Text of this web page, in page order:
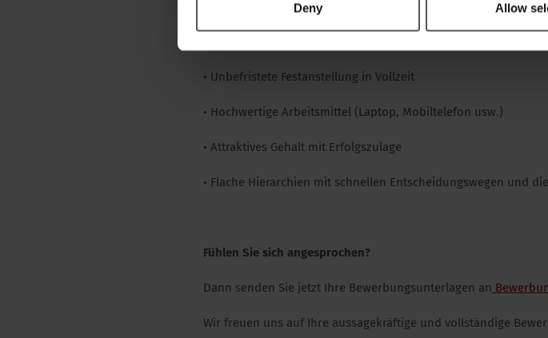
Deny Allow
• Unbefristete Festanstellung in Vollzeit
• Hochwertige Arbeitsmittel (Laptop, Mobiltelefon usw.)
• Attraktives Gehalt mit Erfolgszulage
• Flache Hierarchien mit schnellen Entscheidungswegen und
Fühlen Sie sich angesprochen?
Dann senden Sie jetzt Ihre Bewerbungsunterlagen an
Wir freuen uns auf Ihre aussagekräftige und vollständige